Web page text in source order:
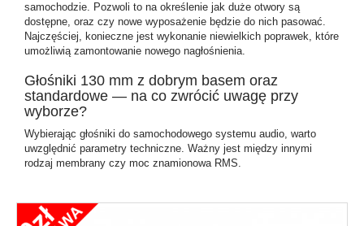
samochodzie. Pozwoli to na określenie jak duże otwory są
dostępne, oraz czy nowe wyposażenie będzie do nich pasować.
Najczęściej, konieczne jest wykonanie niewielkich poprawek, które
umożliwią zamontowanie nowego nagłośnienia.
Głośniki 130 mm z dobrym basem oraz
standardowe — na co zwrócić uwagę przy
wyborze?
Wybierając głośniki do samochodowego systemu audio, warto
uwzględnić parametry techniczne. Ważny jest między innymi
rodzaj membrany czy moc znamionowa RMS.